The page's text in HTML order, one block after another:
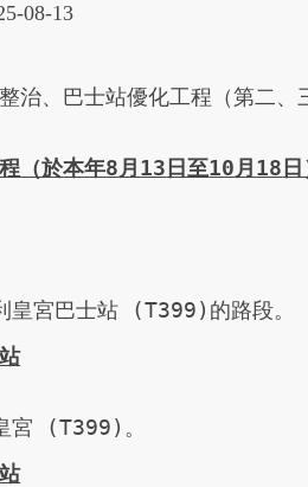
08-13
治、巴士站優化工程（第二
（於本年8月 13 日至10月 18 日
皇宮巴士站 (T399)的路段。
宮 (T399)。